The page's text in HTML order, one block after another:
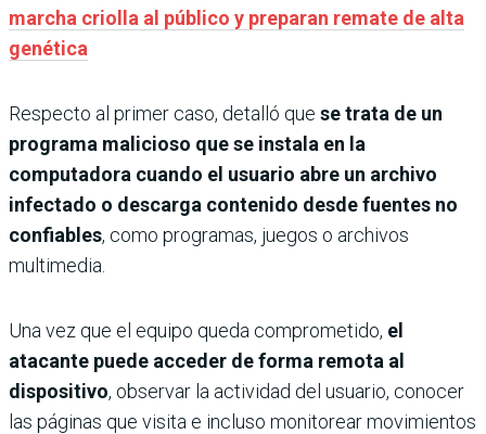
marcha criolla al público y preparan remate de alta
genética
Respecto al primer caso, detalló que se trata de un
programa malicioso que se instala en la
computadora cuando el usuario abre un archivo
infectado o descarga contenido desde fuentes no
confiables, como programas, juegos o archivos
multimedia.
Una vez que el equipo queda comprometido, el
atacante puede acceder de forma remota al
dispositivo, observar la actividad del usuario, conocer
las páginas que visita e incluso monitorear movimientos